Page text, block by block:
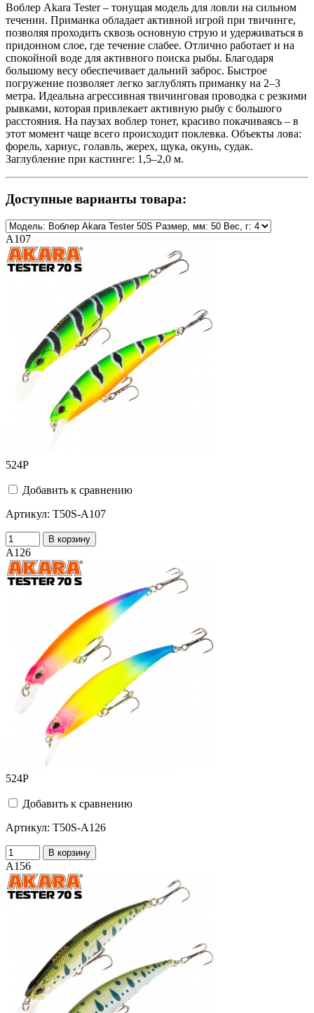
Воблер Akara Tester – тонущая модель для ловли на сильном
течении. Приманка обладает активной игрой при твичинге,
позволяя проходить сквозь основную струю и удерживаться в
придонном слое, где течение слабее. Отлично работает и на
спокойной воде для активного поиска рыбы. Благодаря
большому весу обеспечивает дальний заброс. Быстрое
погружение позволяет легко заглублять приманку на 2–3
метра. Идеальна агрессивная твичинговая проводка с резкими
рывками, которая привлекает активную рыбу с большого
расстояния. На паузах воблер тонет, красиво покачиваясь – в
этот момент чаще всего происходит поклевка. Объекты лова:
форель, хариус, голавль, жерех, щука, окунь, судак.
Заглубление при кастинге: 1,5–2,0 м.
Доступные варианты товара:
A107
524Р
Добавить к сравнению
Артикул: T50S-A107
В корзину
A126
524Р
Добавить к сравнению
Артикул: T50S-A126
В корзину
A156